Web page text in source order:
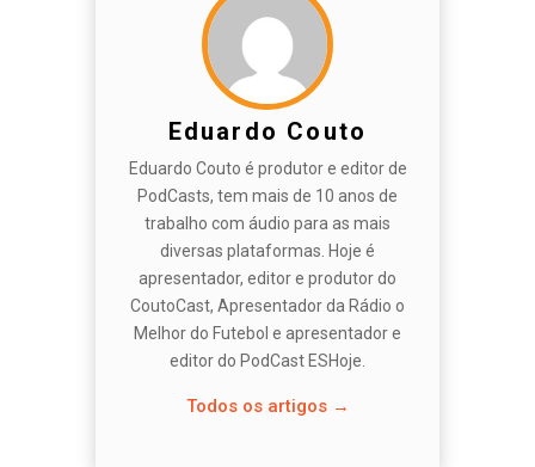
Eduardo Couto
Eduardo Couto é produtor e editor de
PodCasts, tem mais de 10 anos de
trabalho com áudio para as mais
diversas plataformas. Hoje é
apresentador, editor e produtor do
CoutoCast, Apresentador da Rádio o
Melhor do Futebol e apresentador e
editor do PodCast ESHoje.
Todos os artigos →